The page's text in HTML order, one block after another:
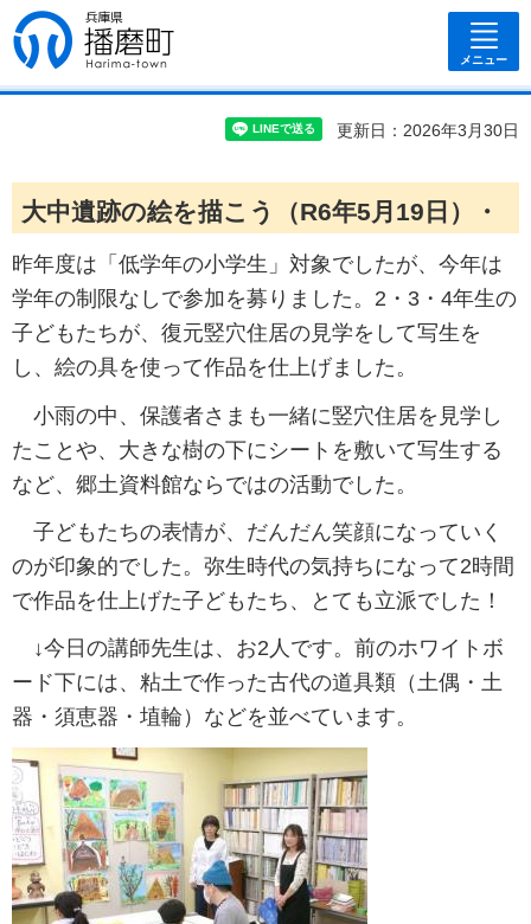
兵庫県 播磨
町
メニュー
更新日：2026年3月30日
大中遺跡の絵を描こう（R6年5月19日）・
昨年度は「低学年の小学生」対象でしたが、今年は
学年の制限なしで参加を募りました。2・3・4年生の
子どもたちが、復元竪穴住居の見学をして写生を
し、絵の具を使って作品を仕上げました。
小雨の中、保護者さまも一緒に竪穴住居を見学し
たことや、大きな樹の下にシートを敷いて写生する
など、郷土資料館ならではの活動でした。
子どもたちの表情が、だんだん笑顔になっていく
のが印象的でした。弥生時代の気持ちになって2時間
で作品を仕上げた子どもたち、とても立派でした！
↓今日の講師先生は、お2人です。前のホワイトボ
ード下には、粘土で作った古代の道具類（土偶・土
器・須恵器・埴輪）などを並べています。